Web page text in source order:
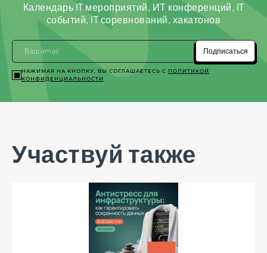
Календарь IT мероприятий, ИТ конференций, IT
событий, IT соревнований, хакатонов
Подписаться
НАЖИМАЯ НА КНОПКУ, ВЫ СОГЛАШАЕТЕСЬ С ПОЛИТИКОЙ
КОНФИДЕНЦИАЛЬНОСТИ
Участвуй также